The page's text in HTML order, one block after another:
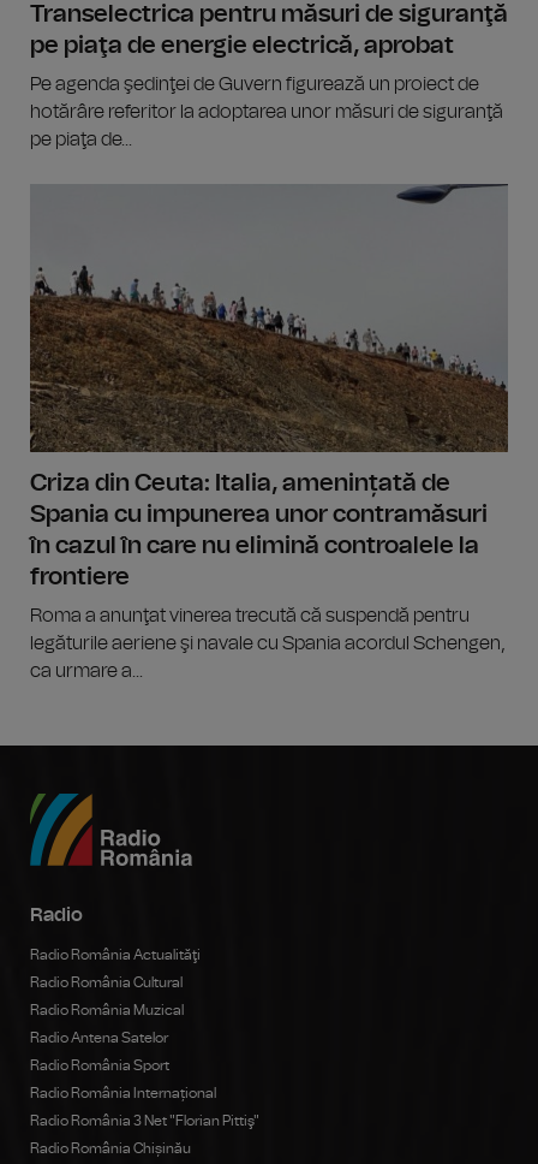
Transelectrica pentru măsuri de siguranţă
pe piaţa de energie electrică, aprobat
Pe agenda şedinţei de Guvern figurează un proiect de
hotărâre referitor la adoptarea unor măsuri de siguranţă
pe piaţa de...
Criza din Ceuta: Italia, amenințată de
Spania cu impunerea unor contramăsuri
în cazul în care nu elimină controalele la
frontiere
Roma a anunţat vinerea trecută că suspendă pentru
legăturile aeriene şi navale cu Spania acordul Schengen,
ca urmare a...
Radio
Radio România Actualităţi
Radio România Cultural
Radio România Muzical
Radio Antena Satelor
Radio România Sport
Radio România Internațional
Radio România 3 Net "Florian Pittiş"
Radio România Chișinău